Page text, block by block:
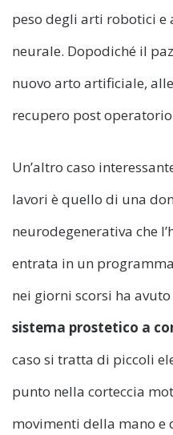
peso degli arti robotici e
neurale. Dopodiché il
nuovo arto artificiale,
recupero post
Un’altro caso
lavori è quello di una
neurodegenerativa che
entrata in un
nei giorni scorsi ha
sistema prostetico a
caso si tratta di piccoli
punto nella corteccia
movimenti della mano e